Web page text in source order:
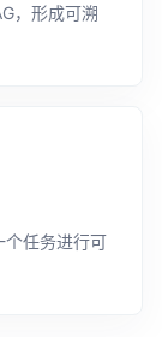
，形成可溯
个任务进行可